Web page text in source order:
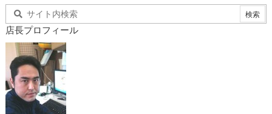
店長プロフィール